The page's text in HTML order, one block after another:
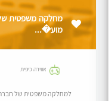
מחלקה משפטית
מוע�...
אווירה כיפית
למחלקה משפטית של חברת